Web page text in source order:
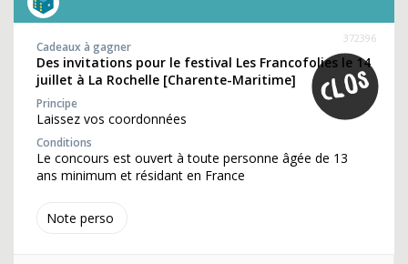
Note perso
372396
Cadeaux à gagner
Des invitations pour le festival Les Francofolies le 14
juillet à La Rochelle [Charente-Maritime]
Principe
Laissez vos coordonnées
Conditions
Le concours est ouvert à toute personne âgée de 13
ans minimum et résidant en France